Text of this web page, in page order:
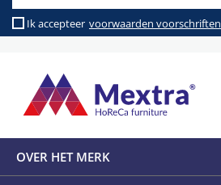
Ik accepteer voorwaarden voorschriften
OVER HET MERK